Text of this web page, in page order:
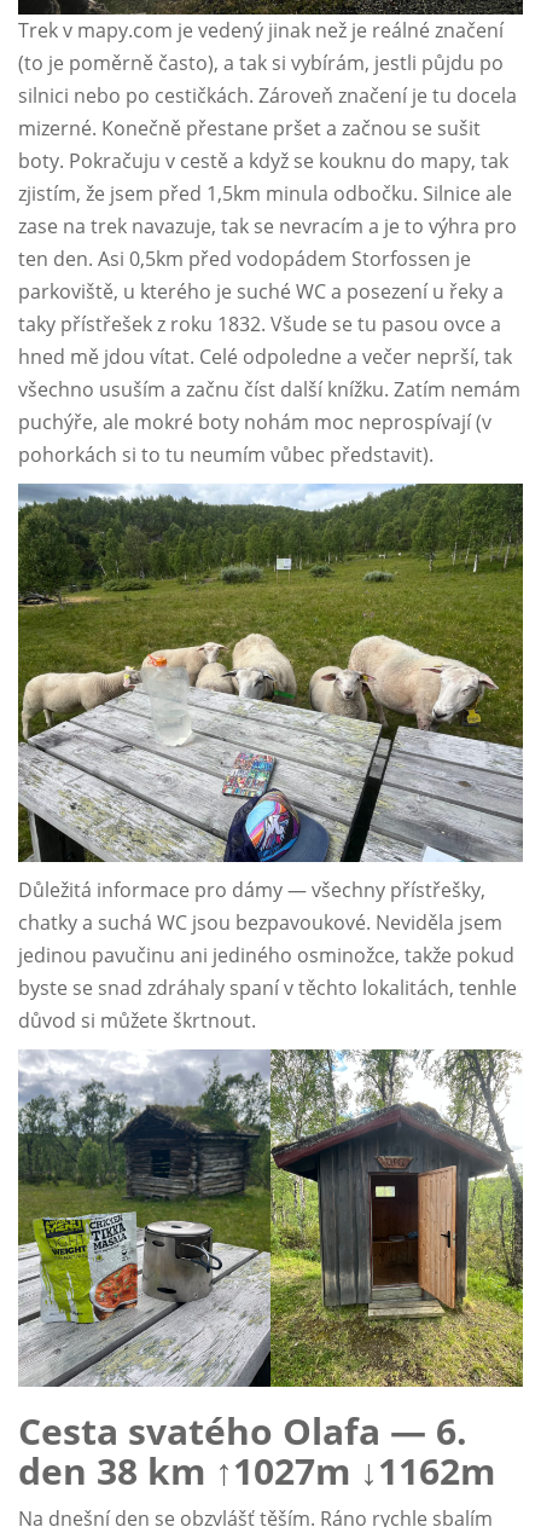
Trek v mapy.com je vedený jinak než je reálné značení
(to je poměrně často), a tak si vybírám, jestli půjdu po
silnici nebo po cestičkách. Zároveň značení je tu docela
mizerné. Konečně přestane pršet a začnou se sušit
boty. Pokračuju v cestě a když se kouknu do mapy, tak
zjistím, že jsem před 1,5km minula odbočku. Silnice ale
zase na trek navazuje, tak se nevracím a je to výhra pro
ten den. Asi 0,5km před vodopádem Storfossen je
parkoviště, u kterého je suché WC a posezení u řeky a
taky přístřešek z roku 1832. Všude se tu pasou ovce a
hned mě jdou vítat. Celé odpoledne a večer neprší, tak
všechno usuším a začnu číst další knížku. Zatím nemám
puchýře, ale mokré boty nohám moc neprospívají (v
pohorkách si to tu neumím vůbec představit).
Důležitá informace pro dámy — všechny přístřešky,
chatky a suchá WC jsou bezpavoukové. Neviděla jsem
jedinou pavučinu ani jediného osminožce, takže pokud
byste se snad zdráhaly spaní v těchto lokalitách, tenhle
důvod si můžete škrtnout.
Cesta svatého Olafa — 6.
den 38 km ↑1027m ↓1162m
Na dnešní den se obzvlášť těším. Ráno rychle sbalím